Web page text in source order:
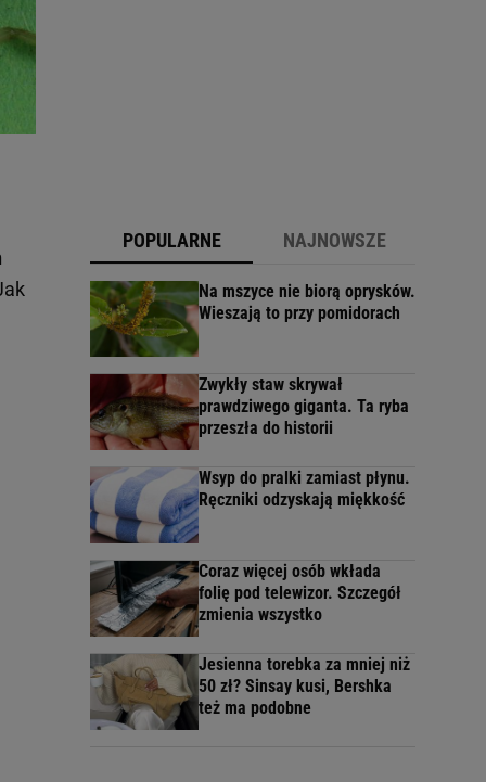
POPULARNE NAJNOWSZE
Na mszyce nie biorą oprysków.
Wieszają to przy pomidorach
Zwykły staw skrywał
prawdziwego giganta. Ta ryba
przeszła do historii
Wsyp do pralki zamiast płynu.
Ręczniki odzyskają miękkość
Coraz więcej osób wkłada
folię pod telewizor. Szczegół
zmienia wszystko
Jesienna torebka za mniej niż
50 zł? Sinsay kusi, Bershka
też ma podobne